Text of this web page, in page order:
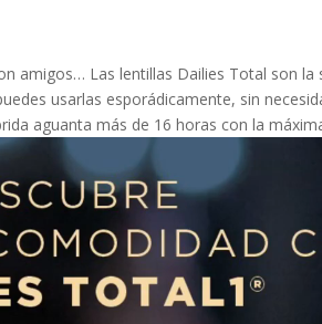
amigos… Las lentillas Dailies Total son la
usarlas esporádicamente, sin
aguanta más de 16 horas con la